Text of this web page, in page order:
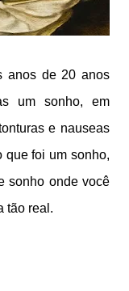
anos de 20 anos
um sonho, em
e nauseas
que foi um sonho,
sonho onde você
tão real.